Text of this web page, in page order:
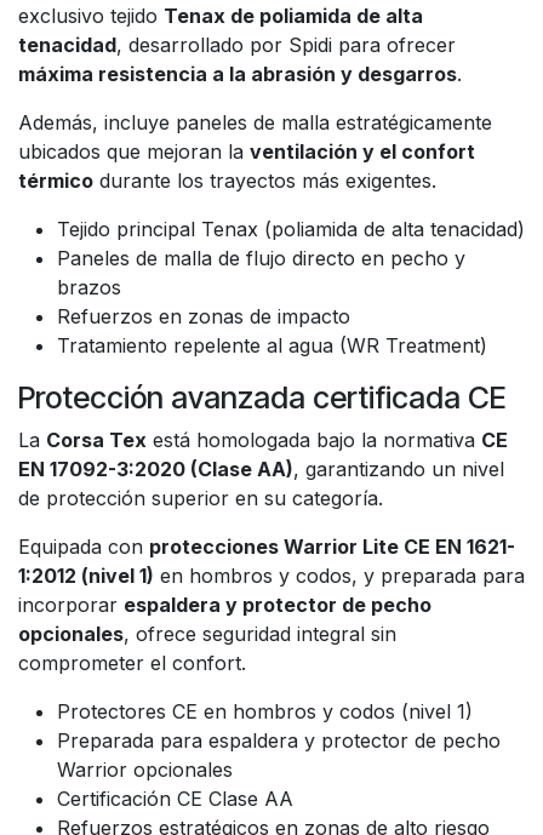
exclusivo tejido Tenax de poliamida de alta
tenacidad, desarrollado por Spidi para ofrecer
máxima resistencia a la abrasión y desgarros.
Además, incluye paneles de malla estratégicamente
ubicados que mejoran la ventilación y el confort
térmico durante los trayectos más exigentes.
Tejido principal Tenax (poliamida de alta tenacidad)
Paneles de malla de flujo directo en pecho y
brazos
Refuerzos en zonas de impacto
Tratamiento repelente al agua (WR Treatment)
Protección avanzada certificada CE
La Corsa Tex está homologada bajo la normativa CE
EN 17092-3:2020 (Clase AA), garantizando un nivel
de protección superior en su categoría.
Equipada con protecciones Warrior Lite CE EN 1621-
1:2012 (nivel 1) en hombros y codos, y preparada para
incorporar espaldera y protector de pecho
opcionales, ofrece seguridad integral sin
comprometer el confort.
Protectores CE en hombros y codos (nivel 1)
Preparada para espaldera y protector de pecho
Warrior opcionales
Certificación CE Clase AA
Refuerzos estratégicos en zonas de alto riesgo